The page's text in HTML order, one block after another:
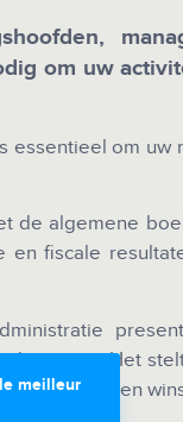
om uw
essentieel om
de algemene
en fiscale
dat wenst. Het
verliezen en
meilleur